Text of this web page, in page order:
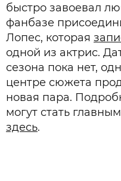
быстро завоевал
фанбазе
Лопес, которая
одной из актрис.
сезона пока нет,
центре сюжета
новая пара.
могут стать
здесь.